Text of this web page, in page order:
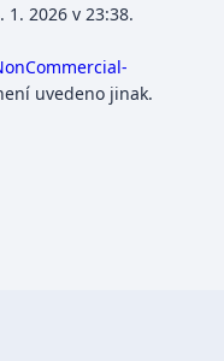
2026 v 23:38.
uvedeno jinak.